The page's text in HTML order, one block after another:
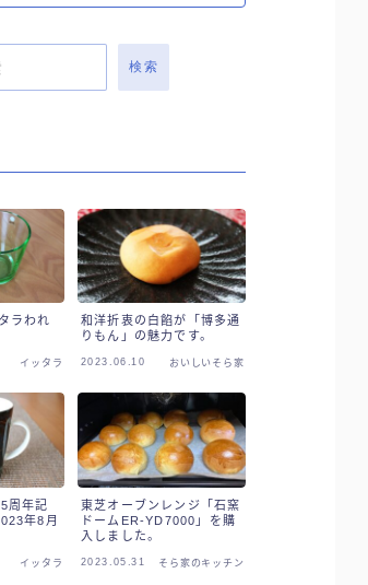
検索
ラわれ
イッタラ
和洋折衷の白餡が「博多通
りもん」の魅力です。
2023.06.10 おいしいそら家
周年記
年8月
イッタラ
東芝オーブンレンジ「石窯
ドームER-YD7000」を購
入しました。
2023.05.31 そら家のキッチン